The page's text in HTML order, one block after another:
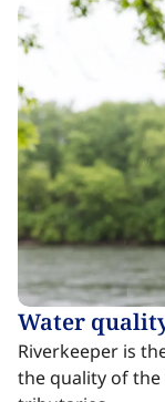
Water quality monitoring​​​​‌
Riverkeeper is
the quality of the